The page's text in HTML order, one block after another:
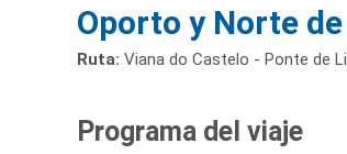
Oporto y Norte
Ruta: Viana do Castelo - Ponte de
Programa del viaje